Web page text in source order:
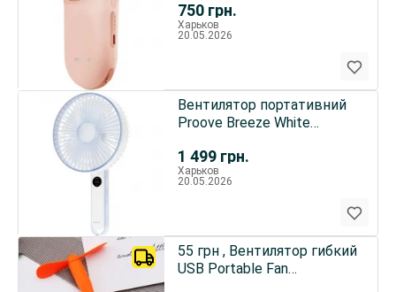
750 грн.
Харьков
20.05.2026
1 499 грн.
Вентилятор портативний
Proove Breeze White
Харьков
20.05.2026
55 грн , Вентилятор гибкий
USB Portable Fan